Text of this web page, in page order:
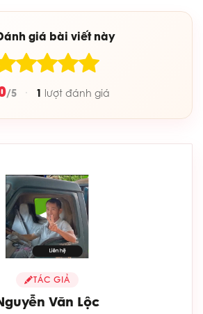
giá bài viết này
/5 · 1 lượt đánh giá
TÁC GIẢ
Văn Lộc